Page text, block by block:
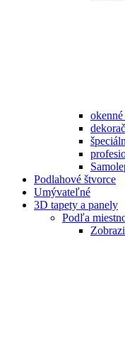
Podlahové štvorce
Umývateľné
3D tapety a panely
Podľa